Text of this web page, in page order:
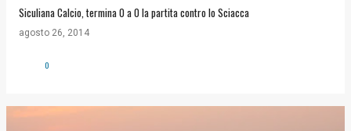
Siculiana Calcio, termina 0 a 0 la partita contro lo Sciacca
agosto 26, 2014
0